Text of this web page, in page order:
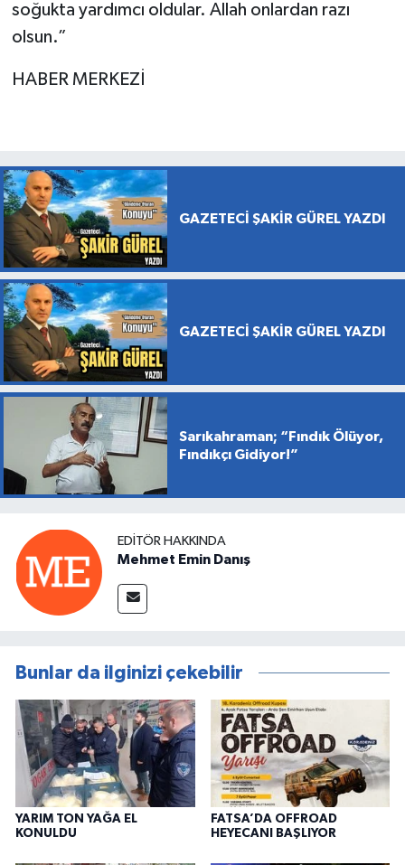
soğukta yardımcı oldular. Allah onlardan razı
olsun.”
HABER MERKEZİ
GAZETECİ ŞAKİR GÜREL YAZDI
GAZETECİ ŞAKİR GÜREL YAZDI
Sarıkahraman; “Fındık Ölüyor,
Fındıkçı Gidiyor!”
EDITÖR HAKKINDA
Mehmet Emin Danış
Bunlar da ilginizi çekebilir
YARIM TON YAĞA EL
KONULDU
FATSA’DA OFFROAD
HEYECANI BAŞLIYOR